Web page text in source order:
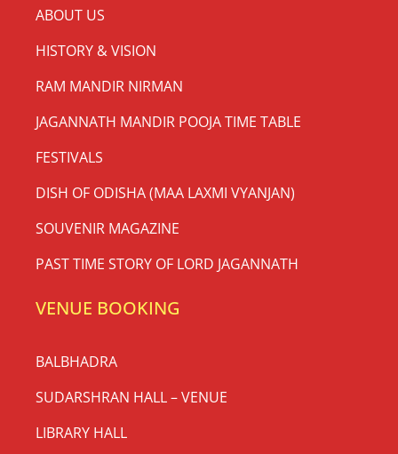
ABOUT US
HISTORY & VISION
RAM MANDIR NIRMAN
JAGANNATH MANDIR POOJA TIME TABLE
FESTIVALS
DISH OF ODISHA (MAA LAXMI VYANJAN)
SOUVENIR MAGAZINE
PAST TIME STORY OF LORD JAGANNATH
VENUE BOOKING
BALBHADRA
SUDARSHRAN HALL – VENUE
LIBRARY HALL